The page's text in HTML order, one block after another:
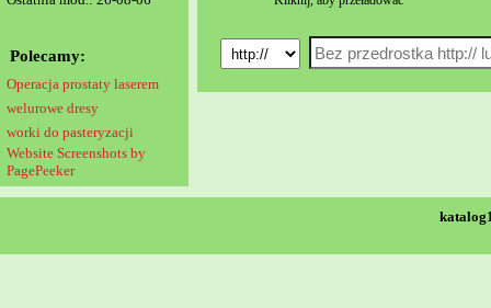
Polecamy:
Operacja prostaty laserem
welurowe dresy
worki do pasteryzacji
Website Screenshots by
PagePeeker